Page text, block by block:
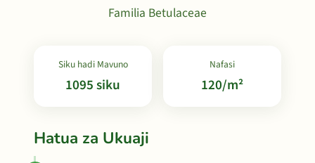
Familia Betulaceae
Siku hadi Mavuno
1095 siku
Nafasi
120/m²
Hatua za Ukuaji